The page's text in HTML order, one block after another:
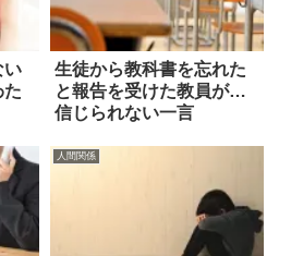
い
た
生徒から教科書を忘れた
と報告を受けた教員が…
信じられない一言
人間関係